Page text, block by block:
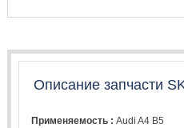
Описание запчасти
Применяемость :Audi A4 B5